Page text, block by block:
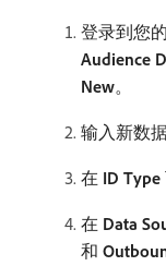
登录到您
Audience
New。
输入新数
在​ ID Type
在​ Data
和​